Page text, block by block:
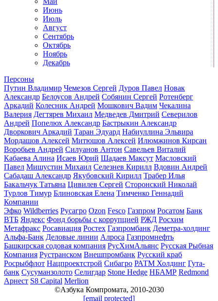
Июнь
Июль
Август
Сентябрь
Октябрь
Ноябрь
Декабрь
Персоны
Путин Владимир Чемезов Сергей Дуров Павел Новак
Александр Белоусов Андрей Собянин Сергей Ротенберг
Аркадий Колесник Андрей Мошкович Вадим Чекалина
Валерия Дегтярев Михаил Медведев Дмитрий Северилов
Андрей Попелюх Александр Бастрыкин Александр
Дворкович Аркадий Таран Эдуард Набиуллина Эльвира
Мордашов Алексей Митюшов Алексей Илюмжинов Кирсан
Воробьев Андрей Силуанов Антон Савельев Виталий
Кабаева Алина Исаев Юрий Шадаев Максут Масловский
Павел Мишустин Михаил Селезнев Кирилл Вдовин Андрей
Сабадаш Александр Якубовский Кирилл Трабер Илья
Бакальчук Татьяна Цивилев Сергей Сторонский Николай
Турлов Тимур Блиновская Елена Тимченко Геннадий
Компании
Эфко Wildberries Русагро Ozon Fesco Газпром Росатом Банк
ВТБ Яндекс Фонд борьбы с коррупцией РЖД Росхим
Метафракс Росавиация Ростех Газпромбанк Деметра-холдинг
Альфа-Банк Деловые линии Алроса Газпромнефть
Башкирская содовая компания РусХимАльянс Русская Рыбная
Компания Рустранском Внешпромбанк Русский краб
Росрыбфлот Нацпроектстрой Сибагро РАТМ Холдинг Гута-
банк Сусуманзолото Селигдар Stone Hedge НБАМР Redmond
Арнест S8 Capital Merlion
©Азбука Компромата, 2010-2030
[email protected]